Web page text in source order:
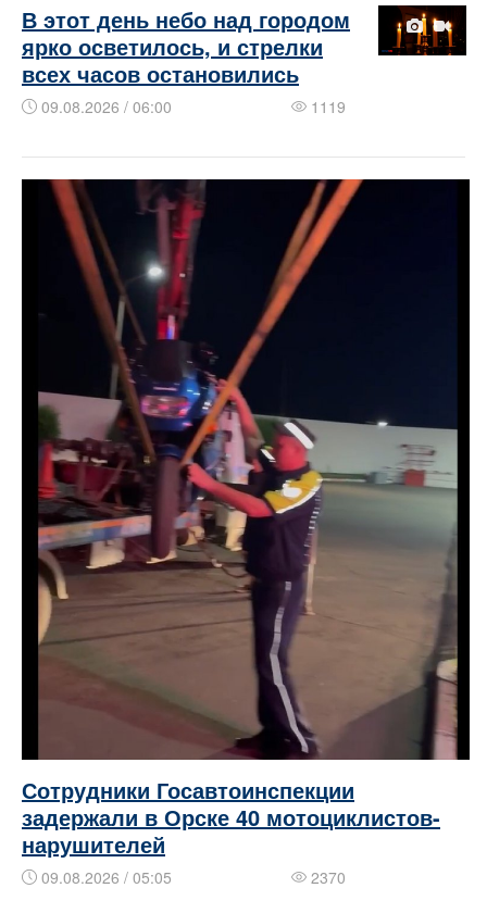
В этот день небо над городом
ярко осветилось, и стрелки
всех часов остановились
09.08.2026 / 06:00 1119
Сотрудники Госавтоинспекции
задержали в Орске 40 мотоциклистов-
нарушителей
09.08.2026 / 05:05 2370